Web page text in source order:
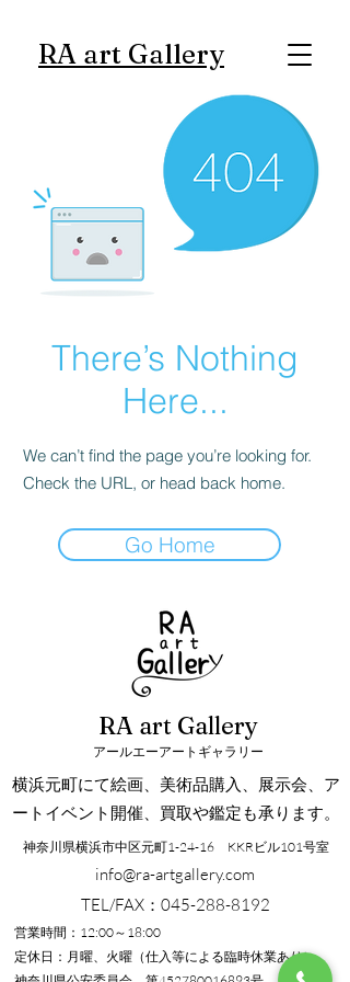
RA art Gallery
There’s Nothing
Here...
We can’t find the page you’re looking for.
Check the URL, or head back home.
Go Home
RA art Gallery
アールエーアートギャラリー
横浜元町にて絵画、美術品購入、展示会、ア
ートイベント開催、買取や鑑定も承ります。
神奈川県横浜市中区元町1-24-16 KKRビル101号室
info@ra-artgallery.com
TEL/FAX：045-288-8192
営業時間：12:00～18:00
定休日：月曜、火曜（仕入等による臨時休業あり）